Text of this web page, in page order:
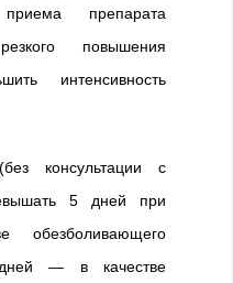
препарата
повышения
интенсивность
консультации с
5 дней при
обезболивающего
— в качестве